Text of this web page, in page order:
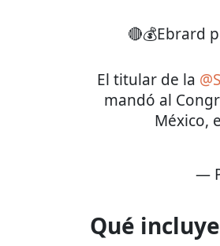
🔴💰Ebrard
El titular de la
mandó al
México,
—
Qué